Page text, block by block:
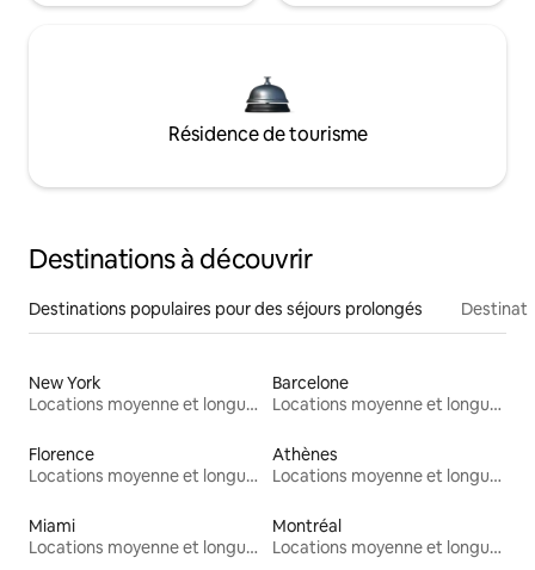
Résidence de tourisme
Destinations à découvrir
Destinations populaires pour des séjours prolongés
New York
Locations moyenne et longue durée
Barcelone
Locations moyenne et longue durée
Florence
Locations moyenne et longue durée
Athènes
Locations moyenne et longue durée
Miami
Locations moyenne et longue durée
Montréal
Locations moyenne et longue durée